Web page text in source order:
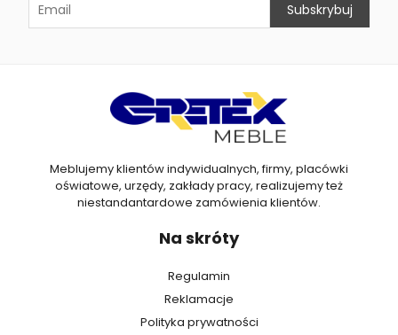
Meblujemy klientów indywidualnych, firmy, placówki
oświatowe, urzędy, zakłady pracy, realizujemy też
niestandantardowe zamówienia klientów.
Na skróty
Regulamin
Reklamacje
Polityka prywatności